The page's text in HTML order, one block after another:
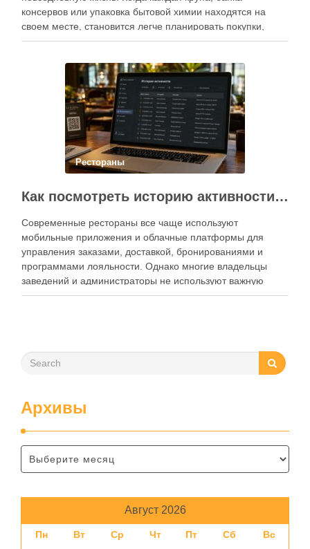
консервов или упаковка бытовой химии находятся на
своем месте, становится легче планировать покупки,
готовить блюда и избегать лишних расходов.
перестал быть исключительно способом подготовки к …
Рестораны
Как посмотреть историю активности приложения для ресторана и зачем это нужно бизнесу
Современные рестораны все чаще используют
мобильные приложения и облачные платформы для
управления заказами, доставкой, бронированиями и
программами лояльности. Однако многие владельцы
заведений и администраторы не используют важную
функцию — просмотр истории активности приложения.
Архивы
Август 2026
Пн Вт Ср Чт Пт Сб
Вс